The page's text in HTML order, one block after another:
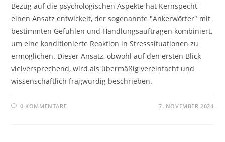
Bezug auf die psychologischen Aspekte hat Kernspecht
einen Ansatz entwickelt, der sogenannte "Ankerwörter" mit
bestimmten Gefühlen und Handlungsaufträgen kombiniert,
um eine konditionierte Reaktion in Stresssituationen zu
ermöglichen. Dieser Ansatz, obwohl auf den ersten Blick
vielversprechend, wird als übermäßig vereinfacht und
wissenschaftlich fragwürdig beschrieben.
0 KOMMENTARE 7. NOVEMBER 2024